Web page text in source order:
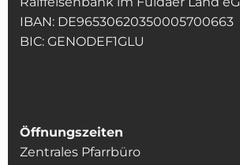
IBAN: DE96530620350005700663
BIC: GENODEF1GLU
Öffnungszeiten
Zentrales Pfarrbüro